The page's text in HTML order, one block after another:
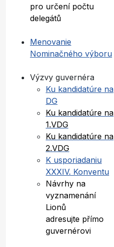
pro určení počtu
delegátů
Menovanie
Nominačného výboru
Výzvy guvernéra
Ku kandidatúre na
DG
Ku kandidatúre na
1.VDG
Ku kandidatúre na
2.VDG
K usporiadaniu
XXXIV. Konventu
Návrhy na
vyznamenání
Lionů
adresujte přímo
guvernérovi